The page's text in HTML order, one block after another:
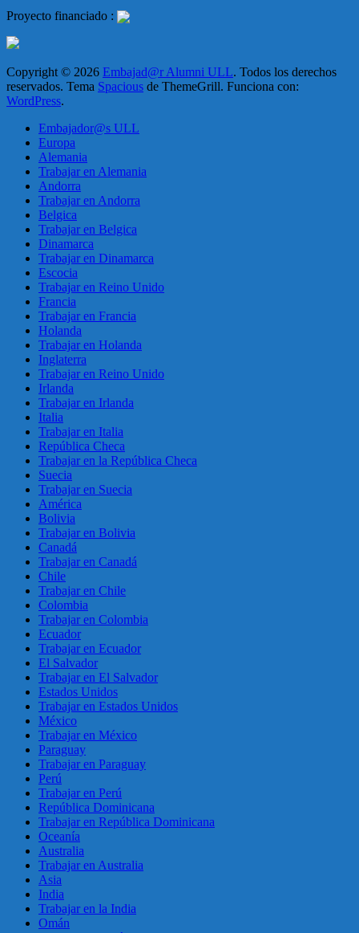
Proyecto financiado :
Copyright © 2026 Embajad@r Alumni ULL. Todos los derechos
reservados. Tema Spacious de ThemeGrill. Funciona con:
WordPress.
Embajador@s ULL
Europa
Alemania
Trabajar en Alemania
Andorra
Trabajar en Andorra
Belgica
Trabajar en Belgica
Dinamarca
Trabajar en Dinamarca
Escocia
Trabajar en Reino Unido
Francia
Trabajar en Francia
Holanda
Trabajar en Holanda
Inglaterra
Trabajar en Reino Unido
Irlanda
Trabajar en Irlanda
Italia
Trabajar en Italia
República Checa
Trabajar en la República Checa
Suecia
Trabajar en Suecia
América
Bolivia
Trabajar en Bolivia
Canadá
Trabajar en Canadá
Chile
Trabajar en Chile
Colombia
Trabajar en Colombia
Ecuador
Trabajar en Ecuador
El Salvador
Trabajar en El Salvador
Estados Unidos
Trabajar en Estados Unidos
México
Trabajar en México
Paraguay
Trabajar en Paraguay
Perú
Trabajar en Perú
República Dominicana
Trabajar en República Dominicana
Oceanía
Australia
Trabajar en Australia
Asia
India
Trabajar en la India
Omán